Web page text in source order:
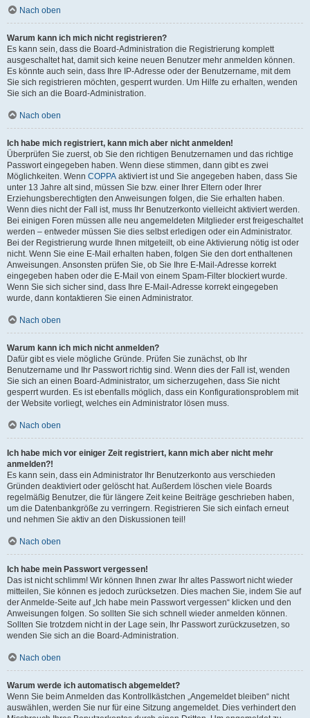
Nach oben
Warum kann ich mich nicht registrieren?
Es kann sein, dass die Board-Administration die Registrierung komplett
ausgeschaltet hat, damit sich keine neuen Benutzer mehr anmelden können.
Es könnte auch sein, dass Ihre IP-Adresse oder der Benutzername, mit dem
Sie sich registrieren möchten, gesperrt wurden. Um Hilfe zu erhalten, wenden
Sie sich an die Board-Administration.
Nach oben
Ich habe mich registriert, kann mich aber nicht anmelden!
Überprüfen Sie zuerst, ob Sie den richtigen Benutzernamen und das richtige
Passwort eingegeben haben. Wenn diese stimmen, dann gibt es zwei
Möglichkeiten. Wenn COPPA aktiviert ist und Sie angegeben haben, dass Sie
unter 13 Jahre alt sind, müssen Sie bzw. einer Ihrer Eltern oder Ihrer
Erziehungsberechtigten den Anweisungen folgen, die Sie erhalten haben.
Wenn dies nicht der Fall ist, muss Ihr Benutzerkonto vielleicht aktiviert werden.
Bei einigen Foren müssen alle neu angemeldeten Mitglieder erst freigeschaltet
werden – entweder müssen Sie dies selbst erledigen oder ein Administrator.
Bei der Registrierung wurde Ihnen mitgeteilt, ob eine Aktivierung nötig ist oder
nicht. Wenn Sie eine E-Mail erhalten haben, folgen Sie den dort enthaltenen
Anweisungen. Ansonsten prüfen Sie, ob Sie Ihre E-Mail-Adresse korrekt
eingegeben haben oder die E-Mail von einem Spam-Filter blockiert wurde.
Wenn Sie sich sicher sind, dass Ihre E-Mail-Adresse korrekt eingegeben
wurde, dann kontaktieren Sie einen Administrator.
Nach oben
Warum kann ich mich nicht anmelden?
Dafür gibt es viele mögliche Gründe. Prüfen Sie zunächst, ob Ihr
Benutzername und Ihr Passwort richtig sind. Wenn dies der Fall ist, wenden
Sie sich an einen Board-Administrator, um sicherzugehen, dass Sie nicht
gesperrt wurden. Es ist ebenfalls möglich, dass ein Konfigurationsproblem mit
der Website vorliegt, welches ein Administrator lösen muss.
Nach oben
Ich habe mich vor einiger Zeit registriert, kann mich aber nicht mehr
anmelden?!
Es kann sein, dass ein Administrator Ihr Benutzerkonto aus verschieden
Gründen deaktiviert oder gelöscht hat. Außerdem löschen viele Boards
regelmäßig Benutzer, die für längere Zeit keine Beiträge geschrieben haben,
um die Datenbankgröße zu verringern. Registrieren Sie sich einfach erneut
und nehmen Sie aktiv an den Diskussionen teil!
Nach oben
Ich habe mein Passwort vergessen!
Das ist nicht schlimm! Wir können Ihnen zwar Ihr altes Passwort nicht wieder
mitteilen, Sie können es jedoch zurücksetzen. Dies machen Sie, indem Sie auf
der Anmelde-Seite auf „Ich habe mein Passwort vergessen“ klicken und den
Anweisungen folgen. So sollten Sie sich schnell wieder anmelden können.
Sollten Sie trotzdem nicht in der Lage sein, Ihr Passwort zurückzusetzen, so
wenden Sie sich an die Board-Administration.
Nach oben
Warum werde ich automatisch abgemeldet?
Wenn Sie beim Anmelden das Kontrollkästchen „Angemeldet bleiben“ nicht
auswählen, werden Sie nur für eine Sitzung angemeldet. Dies verhindert den